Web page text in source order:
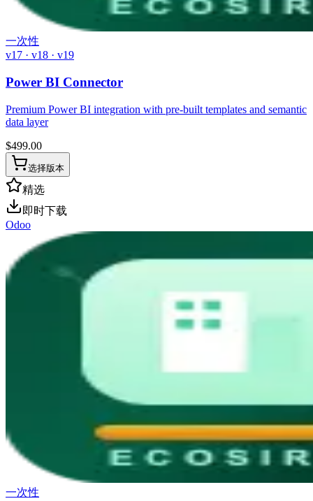
一次性
v17 · v18 · v19
Power BI Connector
Premium Power BI integration with pre-built templates and semantic
data layer
$499.00
选择版本
精选
即时下载
Odoo
一次性